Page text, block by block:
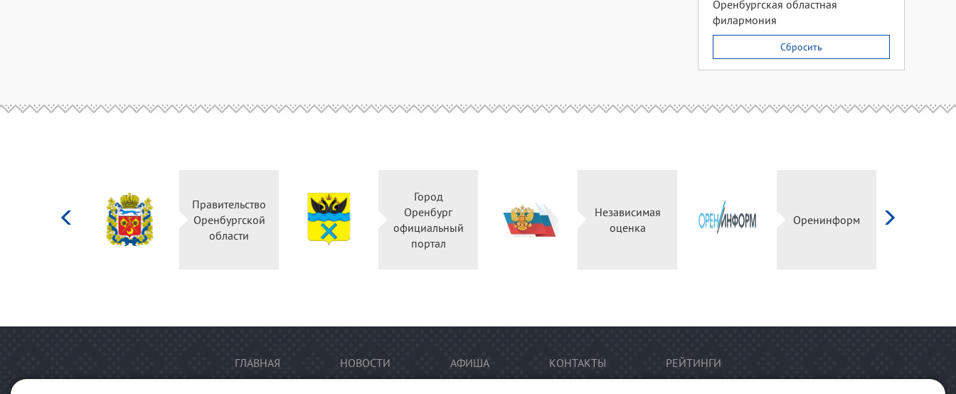
Оренбургская областная
филармония
Сбросить
Правительство
Оренбургской
области
Город
Оренбург
официальный
портал
Независимая
оценка
Оренинформ
ГЛАВНАЯ НОВОСТИ АФИША КОНТАКТЫ РЕЙТИНГИ